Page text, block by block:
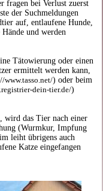
fragen bei Verlust zuerst
der Suchmeldungen
auf, entlaufene Hunde,
und werden
Tätowierung oder einen
ermittelt werden kann,
www.tasso.net/) oder beim
dein-tier.de/)
wird das Tier nach einer
(Wurmkur, Impfung
leiht übrigens auch
Katze eingefangen